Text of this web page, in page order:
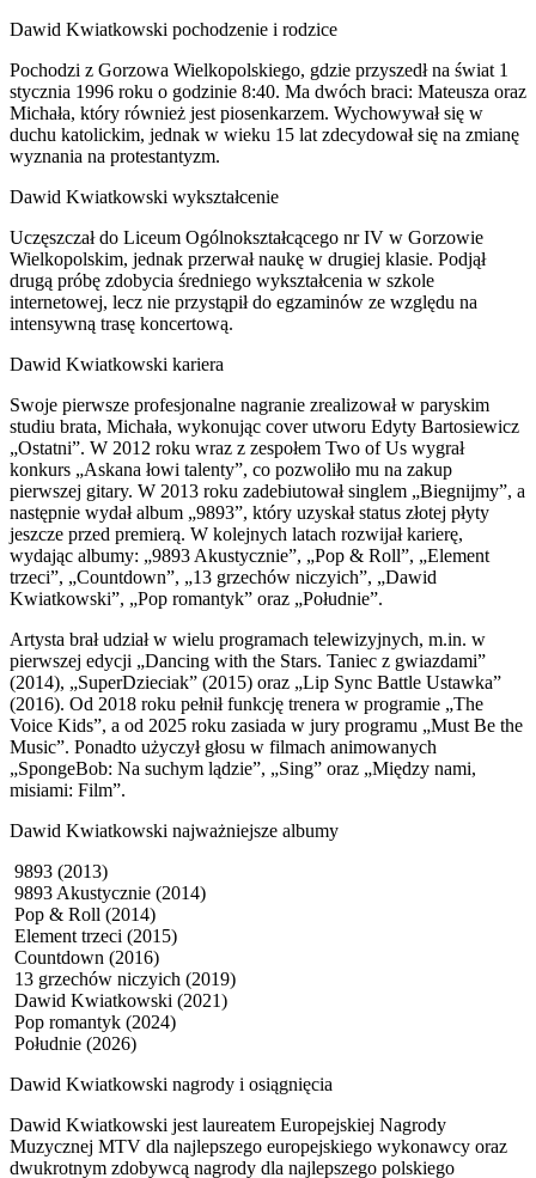
Dawid Kwiatkowski pochodzenie i rodzice
Pochodzi z Gorzowa Wielkopolskiego, gdzie przyszedł na świat 1
stycznia 1996 roku o godzinie 8:40. Ma dwóch braci: Mateusza oraz
Michała, który również jest piosenkarzem. Wychowywał się w
duchu katolickim, jednak w wieku 15 lat zdecydował się na zmianę
wyznania na protestantyzm.
Dawid Kwiatkowski wykształcenie
Uczęszczał do Liceum Ogólnokształcącego nr IV w Gorzowie
Wielkopolskim, jednak przerwał naukę w drugiej klasie. Podjął
drugą próbę zdobycia średniego wykształcenia w szkole
internetowej, lecz nie przystąpił do egzaminów ze względu na
intensywną trasę koncertową.
Dawid Kwiatkowski kariera
Swoje pierwsze profesjonalne nagranie zrealizował w paryskim
studiu brata, Michała, wykonując cover utworu Edyty Bartosiewicz
„Ostatni”. W 2012 roku wraz z zespołem Two of Us wygrał
konkurs „Askana łowi talenty”, co pozwoliło mu na zakup
pierwszej gitary. W 2013 roku zadebiutował singlem „Biegnijmy”, a
następnie wydał album „9893”, który uzyskał status złotej płyty
jeszcze przed premierą. W kolejnych latach rozwijał karierę,
wydając albumy: „9893 Akustycznie”, „Pop & Roll”, „Element
trzeci”, „Countdown”, „13 grzechów niczyich”, „Dawid
Kwiatkowski”, „Pop romantyk” oraz „Południe”.
Artysta brał udział w wielu programach telewizyjnych, m.in. w
pierwszej edycji „Dancing with the Stars. Taniec z gwiazdami”
(2014), „SuperDzieciak” (2015) oraz „Lip Sync Battle Ustawka”
(2016). Od 2018 roku pełnił funkcję trenera w programie „The
Voice Kids”, a od 2025 roku zasiada w jury programu „Must Be the
Music”. Ponadto użyczył głosu w filmach animowanych
„SpongeBob: Na suchym lądzie”, „Sing” oraz „Między nami,
misiami: Film”.
Dawid Kwiatkowski najważniejsze albumy
9893 (2013)
9893 Akustycznie (2014)
Pop & Roll (2014)
Element trzeci (2015)
Countdown (2016)
13 grzechów niczyich (2019)
Dawid Kwiatkowski (2021)
Pop romantyk (2024)
Południe (2026)
Dawid Kwiatkowski nagrody i osiągnięcia
Dawid Kwiatkowski jest laureatem Europejskiej Nagrody
Muzycznej MTV dla najlepszego europejskiego wykonawcy oraz
dwukrotnym zdobywcą nagrody dla najlepszego polskiego